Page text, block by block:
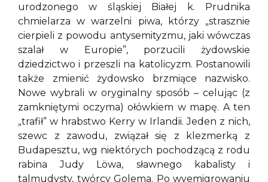
urodzonego w śląskiej Białej k. Prudnika
chmielarza w warzelni piwa, którzy „strasznie
cierpieli z powodu antysemityzmu, jaki wówczas
szalał w Europie”, porzucili żydowskie
dziedzictwo i przeszli na katolicyzm. Postanowili
także zmienić żydowsko brzmiące nazwisko.
Nowe wybrali w oryginalny sposób – celując (z
zamkniętymi oczyma) ołówkiem w mapę. A ten
„trafił” w hrabstwo Kerry w Irlandii. Jeden z nich,
szewc z zawodu, związał się z klezmerką z
Budapesztu, wg niektórych pochodzącą z rodu
rabina Judy Löwa, sławnego kabalisty i
talmudysty, twórcy Golema. Po wyemigrowaniu